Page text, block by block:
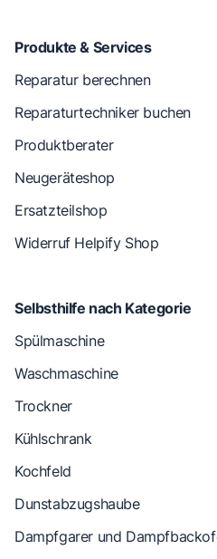
Produkte & Services
Reparatur berechnen
Reparaturtechniker buchen
Produktberater
Neugeräteshop
Ersatzteilshop
Widerruf Helpify Shop
Selbsthilfe nach Kategorie
Spülmaschine
Waschmaschine
Trockner
Kühlschrank
Kochfeld
Dunstabzugshaube
Dampfgarer und